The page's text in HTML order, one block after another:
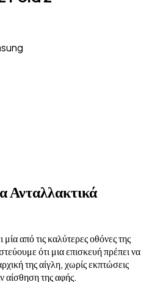
Ανταλλακτικά
μία από τις καλύτερες οθόνες της
ότι μια επισκευή πρέπει να
της αίγλη, χωρίς εκπτώσεις
αίσθηση της αφής.